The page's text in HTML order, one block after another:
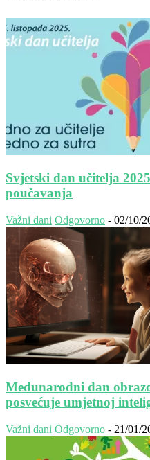
Svjetski dan učitelja
poučavanja
Važni dani Odgovorno - 02/10/
Međunarodni dan
posvećuje umjetnoj
Važni dani Odgovorno - 21/01/